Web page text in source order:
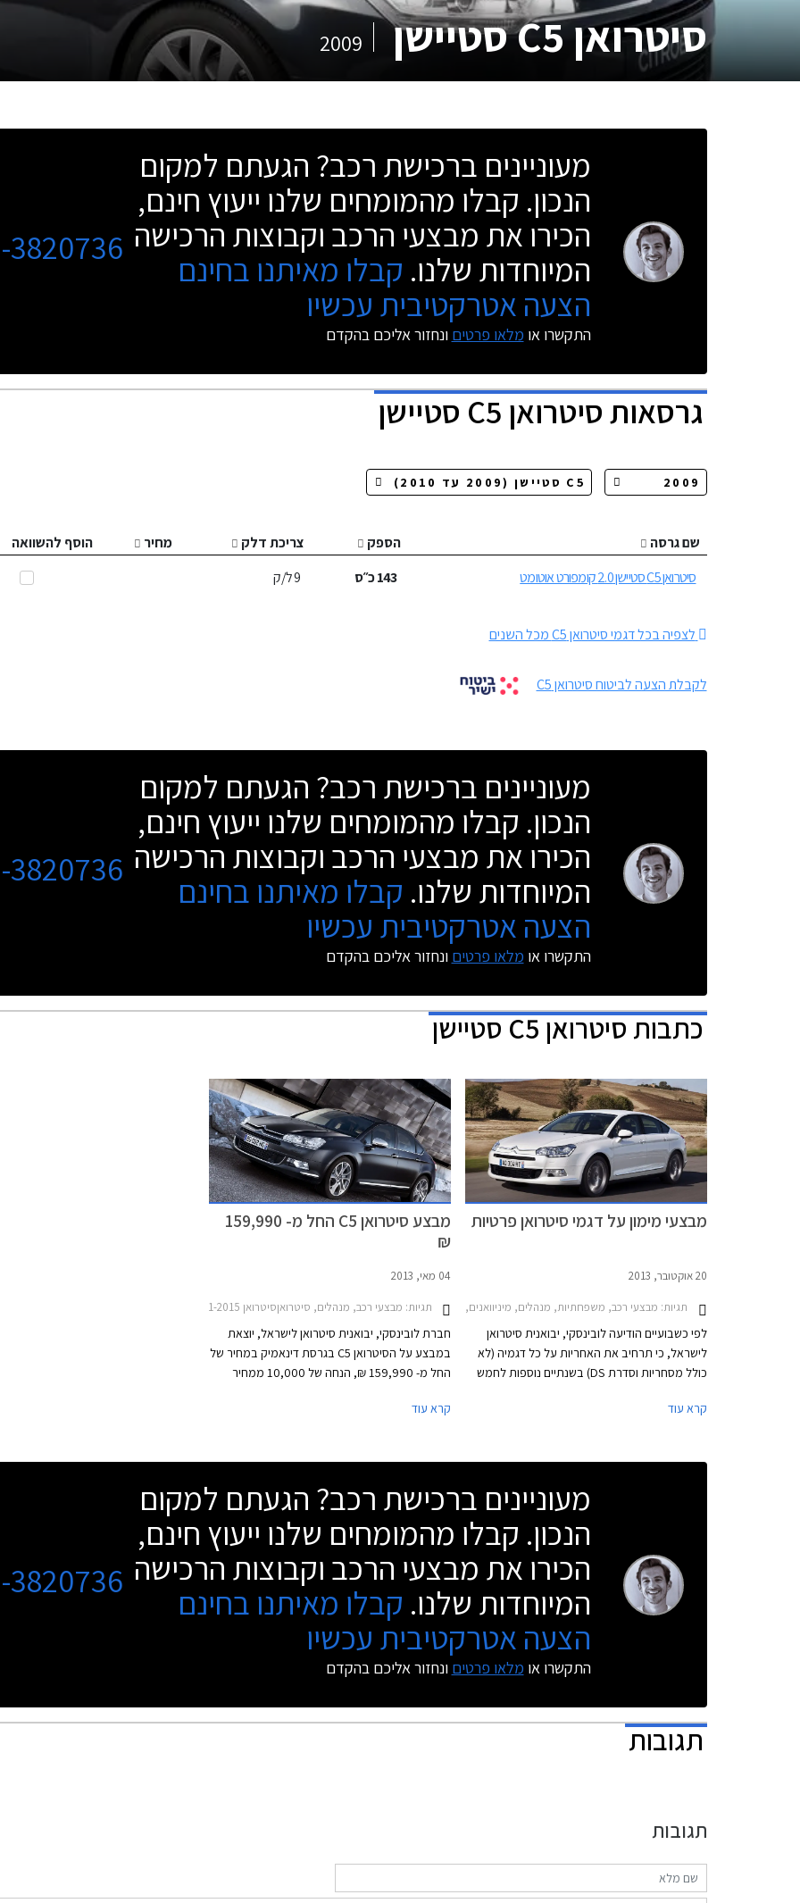
סיטרואן C5 סטיישן 2009
מעוניינים ברכישת רכב? הגעתם למקום
הנכון. קבלו מהמומחים שלנו ייעוץ חינם,
הכירו את מבצעי הרכב וקבוצות הרכישה
המיוחדות שלנו. קבלו מאיתנו בחינם
הצעה אטרקטיבית עכשיו
התקשרו או מלאו פרטים ונחזור אליכם בהקדם
3820736
גרסאותסיטרואן C5 סטיישן
שם גרסה הספק צריכת דלק מחיר
הוסף להשוואה
סיטרואן C5 סטיישן 2.0 קומפורט אוטומט
143כ״ס 9ל/ק
לצפיה בכל דגמי סיטרואן C5 מכל השנים
לקבלת הצעה לביטוח סיטרואן C5
מעוניינים ברכישת רכב? הגעתם למקום
הנכון. קבלו מהמומחים שלנו ייעוץ חינם,
הכירו את מבצעי הרכב וקבוצות הרכישה
המיוחדות שלנו. קבלו מאיתנו בחינם
הצעה אטרקטיבית עכשיו
התקשרו או מלאו פרטים ונחזור אליכם בהקדם
3820736
כתבותסיטרואן C5 סטיישן
מבצעי מימון על דגמי סיטרואן פרטיות
20 אוקטובר, 2013
תגיות: מבצעי רכב, משפחתיות, מנהלים, מיניוואנים, סיטרואן, סיטרואן C5 2011-2015, סיטרואן C אליזה 2013-2016, סיטרואן C3 פיקאסו 2010-2017סיטרואן C4 2011-2015
לפי כשבועיים הודיעה לובינסקי, יבואנית סיטרואן
לישראל, כי תרחיב את האחריות על כל דגמיה (לא
כולל מסחריות וסדרת DS) בשנתיים נוספות לחמש
קרא עוד
מבצע סיטרואן C5 החל מ- 159,990
₪
04 מאי, 2013
תגיות: מבצעי רכב, מנהלים, סיטרואןסיטרואן C5 2011-2015
חברת לובינסקי, יבואנית סיטרואן לישראל, יוצאת
במבצע על הסיטרואן C5 בגרסת דינאמיק במחיר של
החל מ- 159,990 ₪, הנחה של 10,000 ממחיר
היא המשפחתית הגדולה של סיטרואן שהדור הנוכחי
קרא עוד
מעוניינים ברכישת רכב? הגעתם למקום
הנכון. קבלו מהמומחים שלנו ייעוץ חינם,
הכירו את מבצעי הרכב וקבוצות הרכישה
המיוחדות שלנו. קבלו מאיתנו בחינם
הצעה אטרקטיבית עכשיו
התקשרו או מלאו פרטים ונחזור אליכם בהקדם
3820736
תגובות
תגובות